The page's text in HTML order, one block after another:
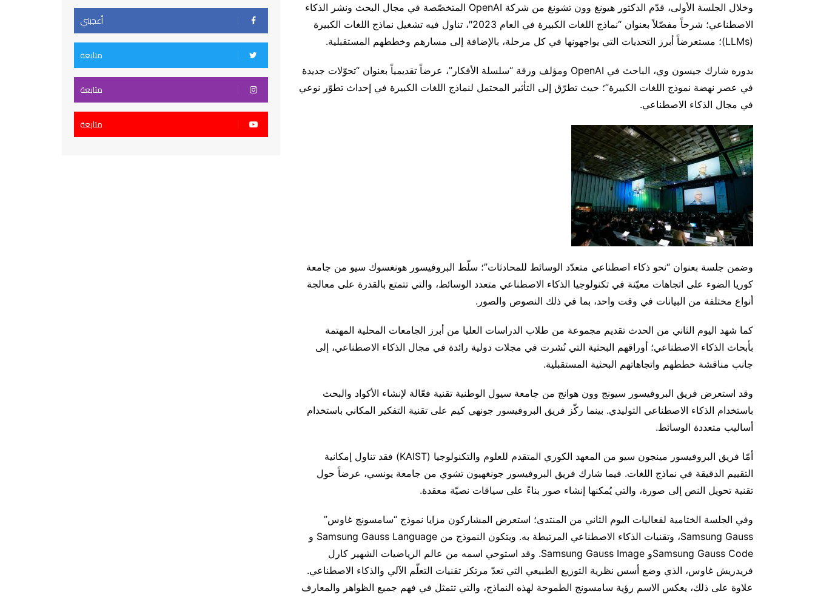
وخلال الجلسة الأولى، قدّم الدكتور هيونغ وون تشونغ من شركة OpenAI المتخصّصة في مجال البحث ونشر الذكاء
الاصطناعي؛ شرحاً مفصّلاً بعنوان “نماذج اللغات الكبيرة في العام 2023″، تناول فيه تشغيل نماذج اللغات الكبيرة
(LLMs)؛ مستعرضاً أبرز التحديات التي يواجهونها في كل مرحلة، بالإضافة إلى مسارهم وخططهم المستقبلية.
بدوره شارك جيسون وي، الباحث في OpenAI ومؤلف ورقة “سلسلة الأفكار”، عرضاً تقديمياً بعنوان “تحوّلات جديدة
في عصر نهضة نموذج اللغات الكبيرة”؛ حيث تطرّق إلى التأثير المحتمل لنماذج اللغات الكبيرة في إحداث تطوّر نوعي
في مجال الذكاء الاصطناعي.
وضمن جلسة بعنوان “نحو ذكاء اصطناعي متعدّد الوسائط للمحادثات”؛ سلّط البروفيسور هونغسوك سيو من جامعة
كوريا الضوء على اتجاهات معيّنة في تكنولوجيا الذكاء الاصطناعي متعدد الوسائط، والتي تتمتع بالقدرة على معالجة
أنواع مختلفة من البيانات في وقت واحد، بما في ذلك النصوص والصور.
كما شهد اليوم الثاني من الحدث تقديم مجموعة من طلاب الدراسات العليا من أبرز الجامعات المحلية المهتمة
بأبحاث الذكاء الاصطناعي؛ أوراقهم البحثية التي نُشرت في مجلات دولية رائدة في مجال الذكاء الاصطناعي، إلى
جانب مناقشة خططهم واتجاهاتهم البحثية المستقبلية.
وقد استعرض فريق البروفيسور سيونج وون هوانج من جامعة سيول الوطنية تقنية فعّالة لإنشاء الأكواد والبحث
باستخدام الذكاء الاصطناعي التوليدي. بينما ركّز فريق البروفيسور جونهي كيم على تقنية التفكير المكاني باستخدام
أساليب متعددة الوسائط.
أمّا فريق البروفيسور مينجون سيو من المعهد الكوري المتقدم للعلوم والتكنولوجيا (KAIST) فقد تناول إمكانية
التقييم الدقيقة في نماذج اللغات. فيما شارك فريق البروفيسور جونغهيون تشوي من جامعة يونسي، عرضاً حول
تقنية تحويل النص إلى صورة، والتي يُمكنها إنشاء صور بناءً على سياقات نصيّة معقدة.
وفي الجلسة الختامية لفعاليات اليوم الثاني من المنتدى؛ استعرض المشاركون مزايا نموذج “سامسونج غاوس”
Samsung Gauss، وتقنيات الذكاء الاصطناعي المرتبطة به. ويتكون النموذج من Samsung Gauss Language و
Samsung Gauss Codeو Samsung Gauss Image. وقد استوحي اسمه من عالم الرياضيات الشهير كارل
فريدريش غاوس، الذي وضع أسس نظرية التوزيع الطبيعي التي تعدّ مرتكز تقنيات التعلّم الآلي والذكاء الاصطناعي.
علاوة على ذلك، يعكس الاسم رؤية سامسونج الطموحة لهذه النماذج، والتي تتمثل في فهم جميع الظواهر والمعارف
أعجبني
متابعة
متابعة
متابعة